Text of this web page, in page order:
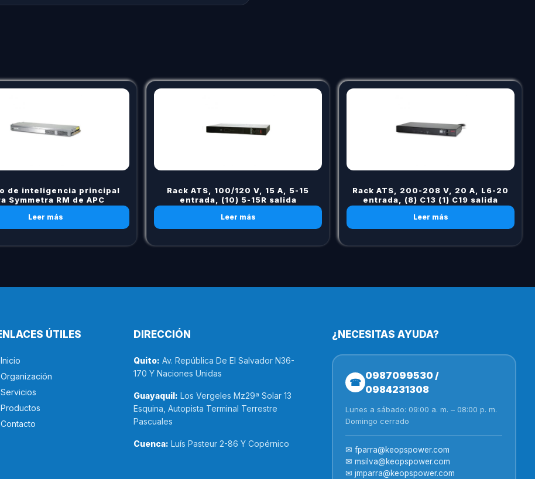
de inteligencia principal
Symmetra RM de APC
Leer más
Rack ATS, 100/120 V, 15 A, 5-15
entrada, (10) 5-15R salida
Leer más
Rack ATS, 200-208 V, 20 A, L6-20
entrada, (8) C13 (1) C19 salida
Leer más
ÚTILES
Inicio
Organización
Servicios
Productos
Contacto
DIRECCIÓN
Quito: Av. República De El Salvador N36-
170 Y Naciones Unidas
Guayaquil: Los Vergeles Mz29ª Solar 13
Esquina, Autopista Terminal Terrestre
Pascuales
Cuenca: Luís Pasteur 2-86 Y Copérnico
¿NECESITAS AYUDA?
☎
0987099530 /
0984231308
Lunes a sábado: 09:00 a. m. – 08:00 p. m.
Domingo cerrado
✉ fparra@keopspower.com
✉ msilva@keopspower.com
✉ jmparra@keopspower.com